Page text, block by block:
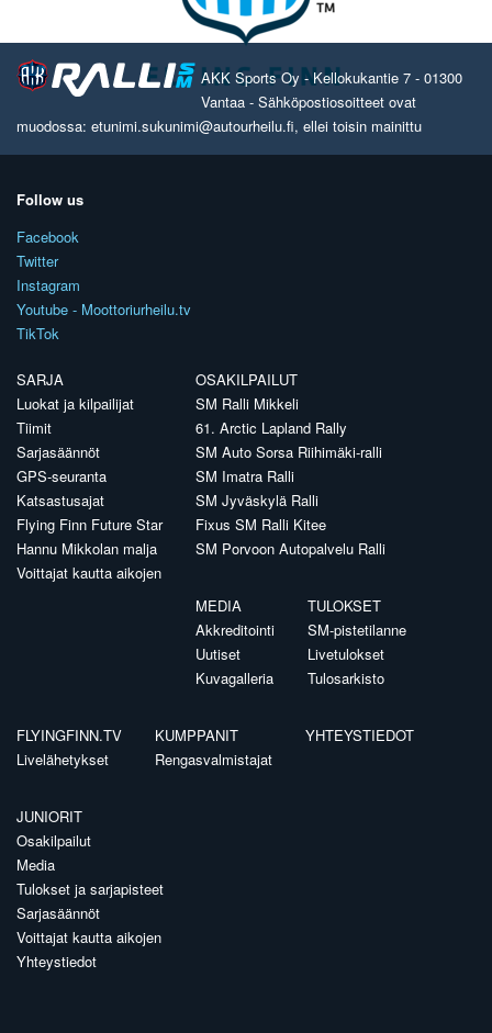
AKK Sports Oy - Kellokukantie 7 - 01300
Vantaa - Sähköpostiosoitteet ovat
muodossa: etunimi.sukunimi@autourheilu.fi, ellei toisin mainittu
Follow us
Facebook
Twitter
Instagram
Youtube - Moottoriurheilu.tv
TikTok
SARJA
Luokat ja kilpailijat
Tiimit
Sarjasäännöt
GPS-seuranta
Katsastusajat
Flying Finn Future Star
Hannu Mikkolan malja
Voittajat kautta aikojen
OSAKILPAILUT
SM Ralli Mikkeli
61. Arctic Lapland Rally
SM Auto Sorsa Riihimäki-ralli
SM Imatra Ralli
SM Jyväskylä Ralli
Fixus SM Ralli Kitee
SM Porvoon Autopalvelu Ralli
MEDIA
Akkreditointi
Uutiset
Kuvagalleria
TULOKSET
SM-pistetilanne
Livetulokset
Tulosarkisto
FLYINGFINN.TV
Livelähetykset
KUMPPANIT
Rengasvalmistajat
YHTEYSTIEDOT
JUNIORIT
Osakilpailut
Media
Tulokset ja sarjapisteet
Sarjasäännöt
Voittajat kautta aikojen
Yhteystiedot